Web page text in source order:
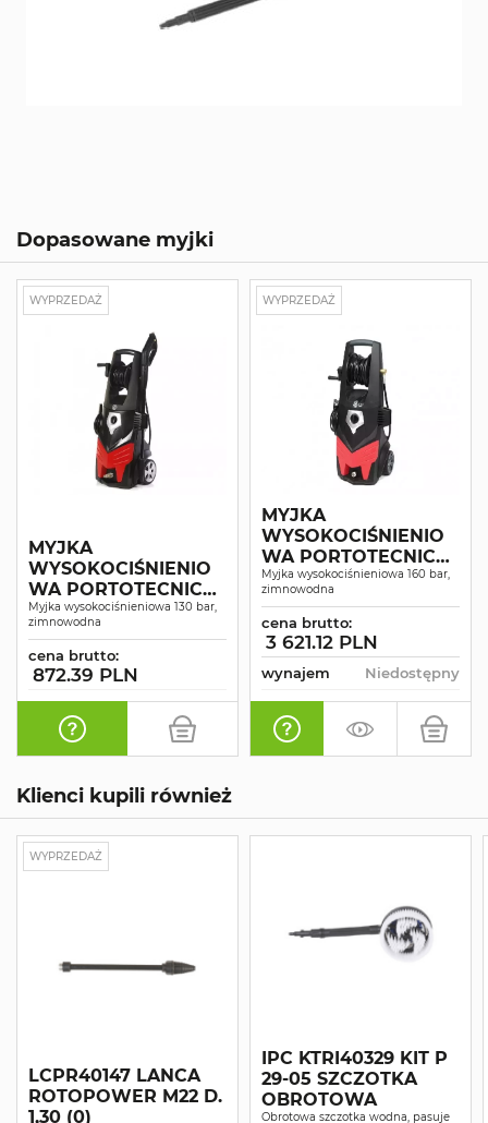
Dopasowane myjki
WYPRZEDAŻ
MYJKA
WYSOKOCIŚNIENIO
WA PORTOTECNICA
G144-CP
Myjka wysokociśnieniowa 130 bar,
zimnowodna
cena brutto:
872.39 PLN
WYPRZEDAŻ
MYJKA
WYSOKOCIŚNIENIO
WA PORTOTECNICA
G159-CP
Myjka wysokociśnieniowa 160 bar,
zimnowodna
cena brutto:
3 621.12 PLN
wynajem Niedostępny
Klienci kupili również
WYPRZEDAŻ
LCPR40147 LANCA
ROTOPOWER M22 D.
1,30 (0)
IPC KTRI40329 KIT P
29-05 SZCZOTKA
OBROTOWA
Obrotowa szczotka wodna, pasuje